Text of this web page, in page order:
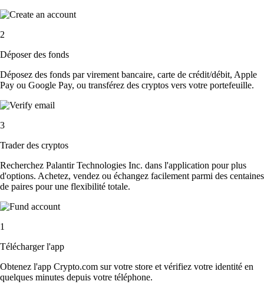
2
Déposer des fonds
Déposez des fonds par virement bancaire, carte de crédit/débit, Apple
Pay ou Google Pay, ou transférez des cryptos vers votre portefeuille.
3
Trader des cryptos
Recherchez Palantir Technologies Inc. dans l'application pour plus
d'options. Achetez, vendez ou échangez facilement parmi des centaines
de paires pour une flexibilité totale.
1
Télécharger l'app
Obtenez l'app Crypto.com sur votre store et vérifiez votre identité en
quelques minutes depuis votre téléphone.